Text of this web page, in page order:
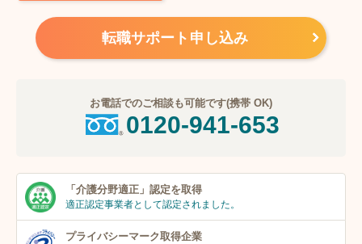
転職サポート申し込み
お電話でのご相談も可能です(携帯 OK)
0120-941-653
「介護分野適正」 認定を取得
適正認定事業者として認定されました。
プライバシーマーク取得企業